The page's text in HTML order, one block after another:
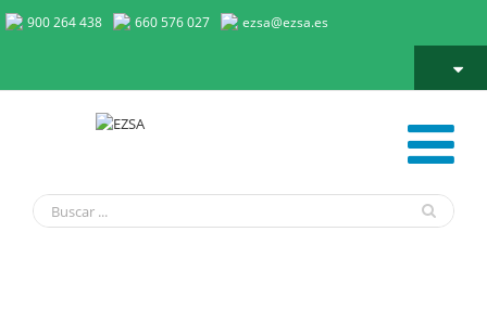
900 264 438 660 576 027 ezsa@ezsa.es